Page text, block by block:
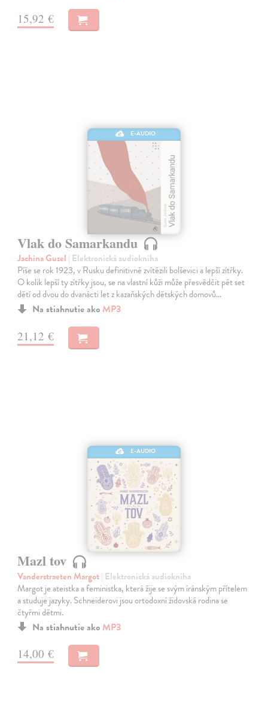
15,92 €
E-AUDIO
Vlak do Samarkandu
Jachina Guzel | Elektronická audiokniha
Píše se rok 1923, v Rusku definitivně zvítězili bolševici a lepší zítřky.
O kolik lepší ty zítřky jsou, se na vlastní kůži může přesvědčit pět set
dětí od dvou do dvanácti let z kazaňských dětských domovů…
Na stiahnutie ako MP3
21,12 €
E-AUDIO
Mazl tov
Vanderstraeten Margot| Elektronická audiokniha
Margot je ateistka a feministka, která žije se svým íránským přítelem
a studuje jazyky. Schneiderovi jsou ortodoxní židovská rodina se
čtyřmi dětmi.
Na stiahnutie ako MP3
14,00 €